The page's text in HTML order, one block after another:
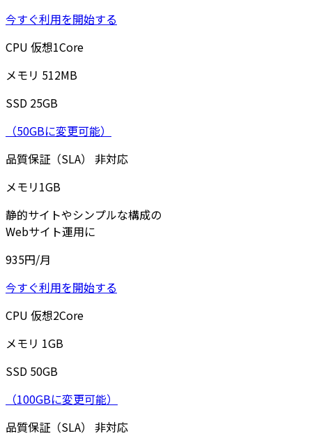
今すぐ利用を開始する
CPU 仮想1Core
メモリ 512MB
SSD 25GB
（50GBに変更可能）
品質保証（SLA）
非対応
メモリ1GB
静的サイトやシンプルな構成の
Webサイト運用に
935円/月
今すぐ利用を開始する
CPU 仮想2Core
メモリ 1GB
SSD 50GB
（100GBに変更可能）
品質保証（SLA）
非対応